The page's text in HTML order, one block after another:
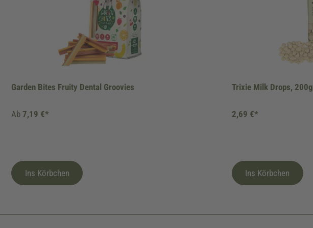
Garden Bites Fruity Dental Groovies
Ab7,19 €*
Ins Körbchen
Trixie Milk Drops, 200g
2,69 €*
Ins Körbchen